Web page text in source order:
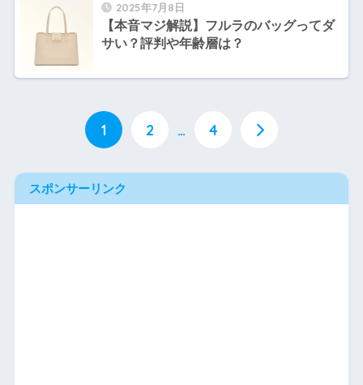
2025年7月8日
【本音マジ解説】フルラのバッグってダ
サい？評判や年齢層は？
1 2 … 4
スポンサーリンク